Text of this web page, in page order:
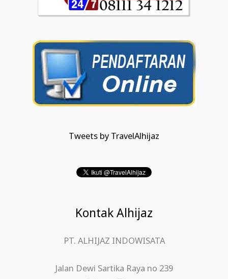
Tweets by TravelAlhijaz
Kontak Alhijaz
PT. ALHIJAZ INDOWISATA
Jalan Dewi Sartika Raya no 239